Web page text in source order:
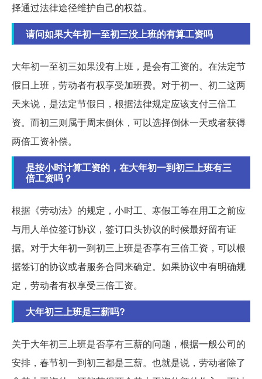
择通过法律途径维护自己的权益。
请问如果大年初一至初三没上班的有算工资吗
大年初一至初三如果没有上班，是会有工资的。在法定节
假日上班，劳动者有权享受加班费。对于初一、初二这两
天来说，是法定节假日，根据法律规定应该支付三倍工
资。而初三则属于周末倒休，可以选择倒休一天或者获得
两倍工资补偿。
是按小时计算工资的，在大年初一到初三上班有三
倍工资吗？
根据《劳动法》的规定，小时工、寒假工等在用工之前应
与用人单位签订协议，签订口头协议的时候最好留有证
据。对于大年初一到初三上班是否享有三倍工资，可以根
据签订的协议或者服务合同来确定。如果协议中有明确规
定，劳动者有权享受三倍工资。
大年初三上班是三薪吗?
关于大年初三上班是否享有三薪的问题，根据一般公司的
安排，春节初一到初三都是三薪。也就是说，劳动者除了